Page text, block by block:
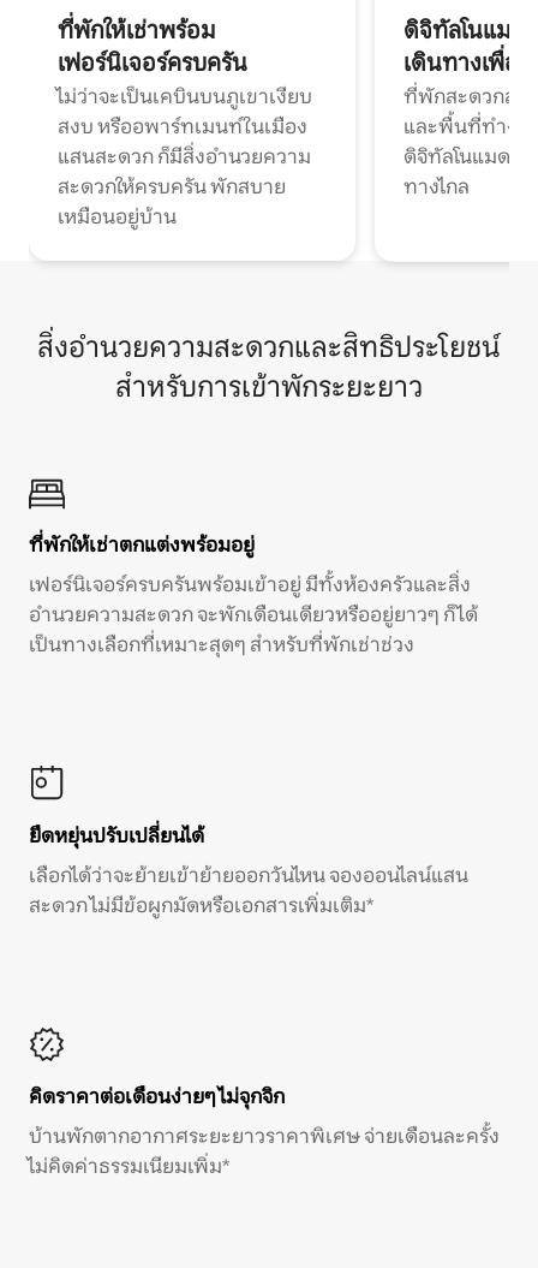
ที่พักให้เช่าพร้อม
เฟอร์นิเจอร์ครบครัน
ไม่ว่าจะเป็นเคบินบนภูเขาเงียบ
สงบ หรืออพาร์ทเมนท์ในเมือง
แสนสะดวก ก็มีสิ่งอำนวยความ
สะดวกให้ครบครัน พักสบาย
เหมือนอยู่บ้าน
ดิจิทัลโนแมด
เดินทางเพื่อ
ที่พักสะดวกสบ
และพื้นที่ทำงา
ดิจิทัลโนแมดแ
ทางไกล
สิ่งอำนวยความสะดวกและสิทธิประโยชน์
สำหรับการเข้าพักระยะยาว
ที่พักให้เช่าตกแต่งพร้อมอยู่
เฟอร์นิเจอร์ครบครันพร้อมเข้าอยู่ มีทั้งห้องครัวและสิ่ง
อำนวยความสะดวก จะพักเดือนเดียวหรืออยู่ยาวๆ ก็ได้
เป็นทางเลือกที่เหมาะสุดๆ สำหรับที่พักเช่าช่วง
ยืดหยุ่นปรับเปลี่ยนได้
เลือกได้ว่าจะย้ายเข้าย้ายออกวันไหน จองออนไลน์แสน
สะดวก ไม่มีข้อผูกมัดหรือเอกสารเพิ่มเติม*
คิดราคาต่อเดือนง่ายๆ ไม่จุกจิก
บ้านพักตากอากาศระยะยาวราคาพิเศษ จ่ายเดือนละครั้ง
ไม่คิดค่าธรรมเนียมเพิ่ม*